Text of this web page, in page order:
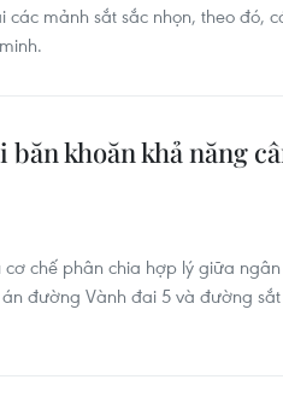
mảnh sắt sắc nhọn, theo đó,
khoăn khả năng
chế phân chia hợp lý giữa
đường Vành đai 5 và đường sắt